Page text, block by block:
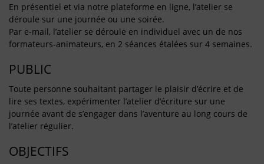
En présentiel et via notre plateforme en ligne, l’atelier se
déroule sur une journée ou une soirée.
Par e-mail, l’atelier se déroule en individuel avec un de nos
formateurs-animateurs, en 2 séances étalées sur 4 semaines.
PUBLIC
Toute personne souhaitant partager le plaisir d’écrire et de
lire ses textes, expérimenter l’atelier d’écriture sur une
journée avant de s’engager dans l’aventure au long cours de
l’atelier régulier.
OBJECTIFS